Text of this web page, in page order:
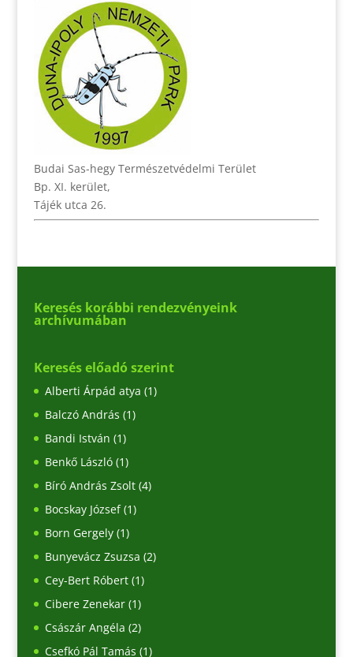
Budai Sas-hegy Természetvédelmi Terület
Bp. XI. kerület,
Tájék utca 26.
Keresés korábbi rendezvényeink
archívumában
Keresés előadó szerint
Alberti Árpád atya (1)
Balczó András (1)
Bandi István (1)
Benkő László(1)
Bíró András Zsolt(4)
Bocskay József(1)
Born Gergely(1)
Bunyevácz Zsuzsa (2)
Cey-Bert Róbert(1)
Cibere Zenekar(1)
Császár Angéla (2)
Csefkó Pál Tamás (1)